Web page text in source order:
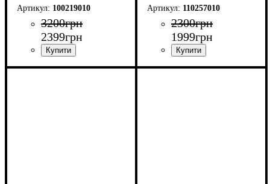
100219010
3200грн
2399грн
110257010
2300грн
1999грн